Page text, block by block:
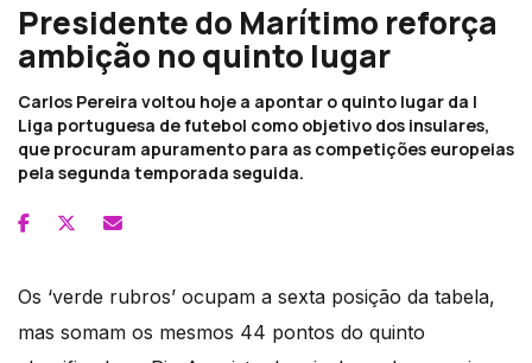
Presidente do Marítimo reforça
ambição no quinto lugar
Carlos Pereira voltou hoje a apontar o quinto lugar da I
Liga portuguesa de futebol como objetivo dos insulares,
que procuram apuramento para as competições europeias
pela segunda temporada seguida.
Os ‘verde rubros’ ocupam a sexta posição da tabela,
mas somam os mesmos 44 pontos do quinto